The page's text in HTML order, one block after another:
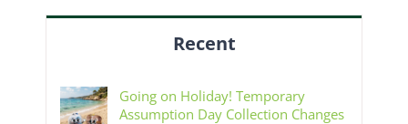
Recent
Going on Holiday! Temporary
Assumption Day Collection Changes